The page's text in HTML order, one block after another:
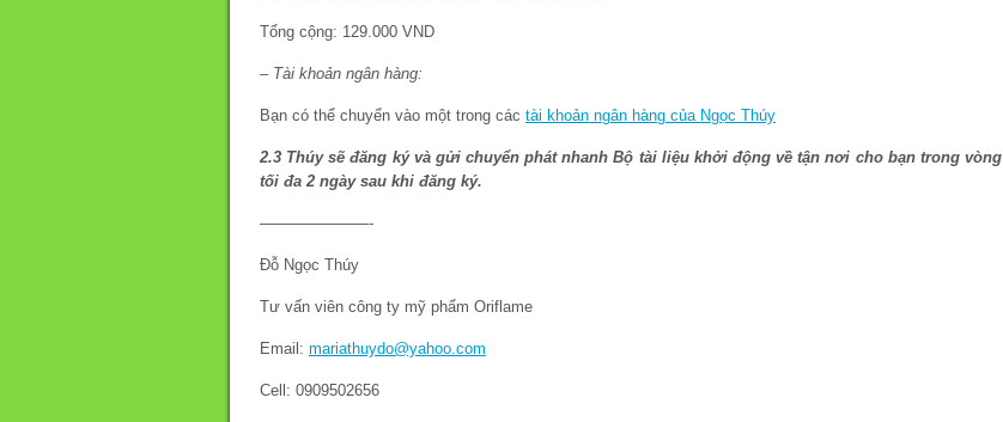
Tổng cộng: 129.000 VND
– Tài khoản ngân hàng:
Bạn có thể chuyển vào một trong các tài khoản ngân hàng của Ngọc Thúy
2.3 Thúy sẽ đăng ký và gửi chuyển phát nhanh Bộ tài liệu khởi động về tận nơi cho bạn trong vòng
tối đa 2 ngày sau khi đăng ký.
———————-
Đỗ Ngọc Thúy
Tư vấn viên công ty mỹ phẩm Oriflame
Email: mariathuydo@yahoo.com
Cell: 0909502656